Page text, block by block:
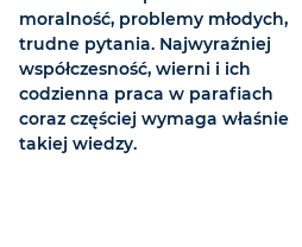
moralność, problemy młodych,
trudne pytania. Najwyraźniej
współczesność, wierni i ich
codzienna praca w parafiach
coraz częściej wymaga właśnie
takiej wiedzy.